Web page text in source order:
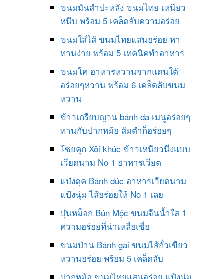
ขนมมันสำปะหลัง ขนมไทย เหนียว
หนึบ พร้อม 5 เคล็ดลับความอร่อย
ขนมใส่ไส้ ขนมไทยแสนอร่อย หา
ทานง่าย พร้อม 5 เทคนิคทำอาหาร
ขนมโค อาหารหวานจากแดนใต้
อร่อยๆหวาน พร้อม 6 เคล็ดลับขนม
หวาน
ข้าวเกรียบญวน bánh đa เมนูอร่อยๆ
ทานกับปากหม้อ ส้มตำก็อร่อยๆ
โซยคุก Xôi khúc ข้าวเหนียวนึ่งแบบ
เวียดนาม No 1 อาหารเวียต
แบ๋งดุค Bánh đúc อาหารเวียดนาม
แป้งนุ่ม ไส้อร่อยให้ No 1 เลย
บุ๋นหม็อก Bún Mộc ขนมจีนน้ำใส 1
ความอร่อยที่น่าเหลือเชื่อ
ขนมป่าน Bánh gai ขนมไส้ถั่วเขียว
หวานอร่อย พร้อม 5 เคล็ดลับ